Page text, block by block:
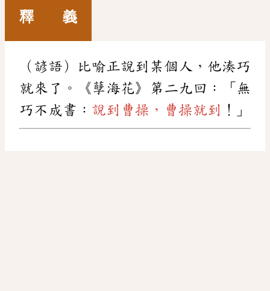
釋 義
（諺語）比喻正說到某個人，他湊巧
就來了。《孽海花》第二九回：「無
巧不成書： 說到曹操，曹操就到 ！」